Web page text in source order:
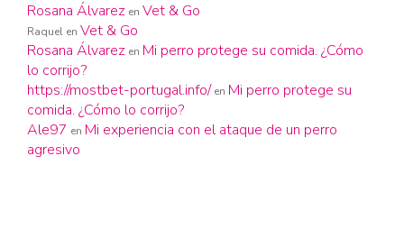
Rosana Álvarez en Vet & Go
Raquel en Vet & Go
Rosana Álvarez en Mi perro protege su comida. ¿Cómo
lo corrijo?
https://mostbet-portugal.info/ en Mi perro protege su
comida. ¿Cómo lo corrijo?
Ale97 en Mi experiencia con el ataque de un perro
agresivo